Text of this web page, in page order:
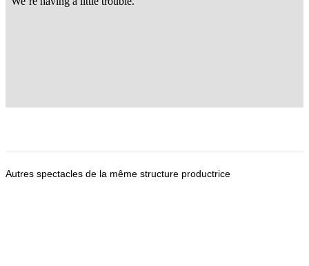
Autres spectacles de la même structure productrice